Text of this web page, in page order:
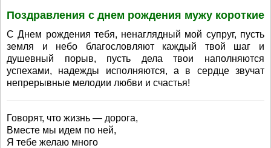
Поздравления с днем рождения мужу короткие
С Днем рождения тебя, ненаглядный мой супруг, пусть
земля и небо благословляют каждый твой шаг и
душевный порыв, пусть дела твои наполняются
успехами, надежды исполняются, а в сердце звучат
непрерывные мелодии любви и счастья!
Говорят, что жизнь — дорога,
Вместе мы идем по ней,
Я тебе желаю много